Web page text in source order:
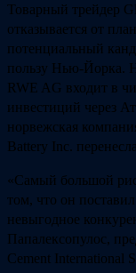
Товарный трейдер
отказывается от
потенциальный
пользу Нью-Йорка.
RWE AG входит в
инвестиций через
норвежская
Battery Inc.
«Самый большой
том, что он
невыгодное
Папалексопулос,
Cement International